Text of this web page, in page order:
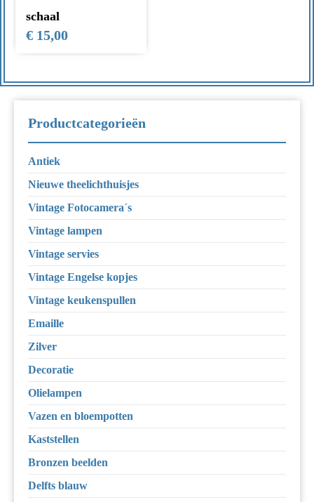
schaal
€ 15,00
Productcategorieën
Antiek
Nieuwe theelichthuisjes
Vintage Fotocamera´s
Vintage lampen
Vintage servies
Vintage Engelse kopjes
Vintage keukenspullen
Emaille
Zilver
Decoratie
Olielampen
Vazen en bloempotten
Kaststellen
Bronzen beelden
Delfts blauw